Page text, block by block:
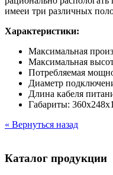
имееи три различных
Характеристики:
Максимальная
Максимальная
Потребляемая
Диаметр
Длина кабеля
Габариты:
« Вернуться назад
Каталог продукции